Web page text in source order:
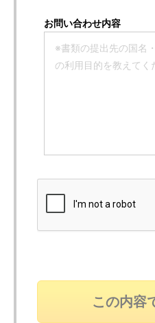
お問い合わせ内容